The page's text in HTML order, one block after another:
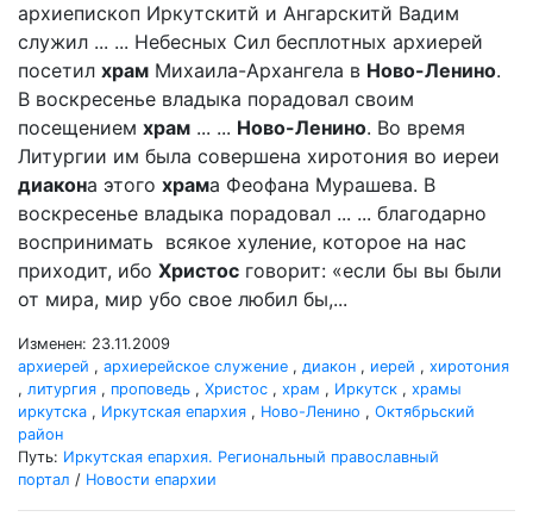
архиепископ Иркутскитй и Ангарскитй Вадим
служил ... ... Небесных Сил бесплотных архиерей
посетил храм Михаила-Архангела в Ново-Ленино.
В воскресенье владыка порадовал своим
посещением храм ... ... Ново-Ленино. Во время
Литургии им была совершена хиротония во иереи
диакона этого храма Феофана Мурашева. В
воскресенье владыка порадовал ... ... благодарно
воспринимать всякое хуление, которое на нас
приходит, ибо Христос говорит: «если бы вы были
от мира, мир убо свое любил бы,...
Изменен: 23.11.2009
архиерей , архиерейское служение , диакон , иерей , хиротония
, литургия , проповедь , Христос , храм , Иркутск , храмы
иркутска , Иркутская епархия , Ново-Ленино , Октябрьский
район
Путь: Иркутская епархия. Региональный православный
портал / Новости епархии